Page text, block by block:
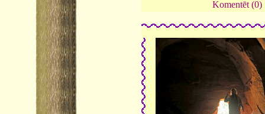
Komentēt (0)